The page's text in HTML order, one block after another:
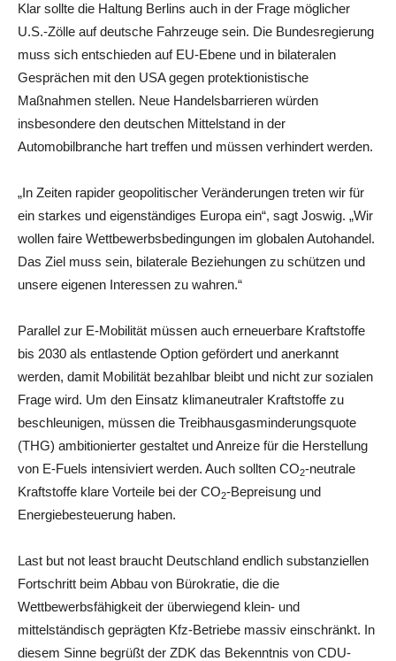
Klar sollte die Haltung Berlins auch in der Frage möglicher
U.S.-Zölle auf deutsche Fahrzeuge sein. Die Bundesregierung
muss sich entschieden auf EU-Ebene und in bilateralen
Gesprächen mit den USA gegen protektionistische
Maßnahmen stellen. Neue Handelsbarrieren würden
insbesondere den deutschen Mittelstand in der
Automobilbranche hart treffen und müssen verhindert werden.
„In Zeiten rapider geopolitischer Veränderungen treten wir für
ein starkes und eigenständiges Europa ein“, sagt Joswig. „Wir
wollen faire Wettbewerbsbedingungen im globalen Autohandel.
Das Ziel muss sein, bilaterale Beziehungen zu schützen und
unsere eigenen Interessen zu wahren.“
Parallel zur E-Mobilität müssen auch erneuerbare Kraftstoffe
bis 2030 als entlastende Option gefördert und anerkannt
werden, damit Mobilität bezahlbar bleibt und nicht zur sozialen
Frage wird. Um den Einsatz klimaneutraler Kraftstoffe zu
beschleunigen, müssen die Treibhausgasminderungsquote
(THG) ambitionierter gestaltet und Anreize für die Herstellung
von E-Fuels intensiviert werden. Auch sollten CO2-neutrale
Kraftstoffe klare Vorteile bei der CO2-Bepreisung und
Energiebesteuerung haben.
Last but not least braucht Deutschland endlich substanziellen
Fortschritt beim Abbau von Bürokratie, die die
Wettbewerbsfähigkeit der überwiegend klein- und
mittelständisch geprägten Kfz-Betriebe massiv einschränkt. In
diesem Sinne begrüßt der ZDK das Bekenntnis von CDU-